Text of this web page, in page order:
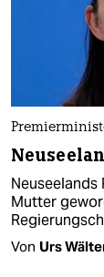
Mutter
Von Urs